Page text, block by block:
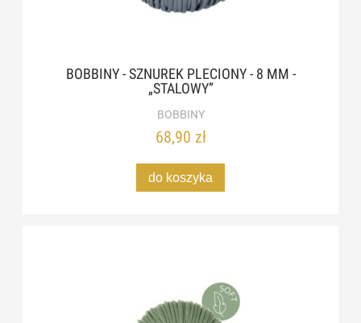
BOBBINY - SZNUREK PLECIONY - 8 MM -
„STALOWY”
BOBBINY
68,90 zł
do koszyka